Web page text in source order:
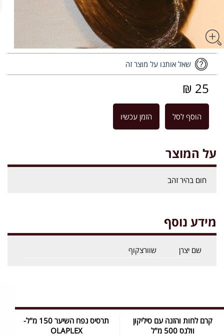
שאל אותנו על מוצר זה
25 ₪
הוסף לסל הזמן עכשיו
על המוצר
חום בהיר זהב
מידע נוסף
שם יצרן שוורצקוף
קרם לחות והזנה עם סיליקון
וולנס 500 מ"ל
תרסיס נפח השיער 150 מ"ל-
OLAPLEX